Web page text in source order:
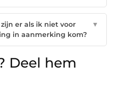
er als ik niet voor
in aanmerking kom?
▼
Deel hem